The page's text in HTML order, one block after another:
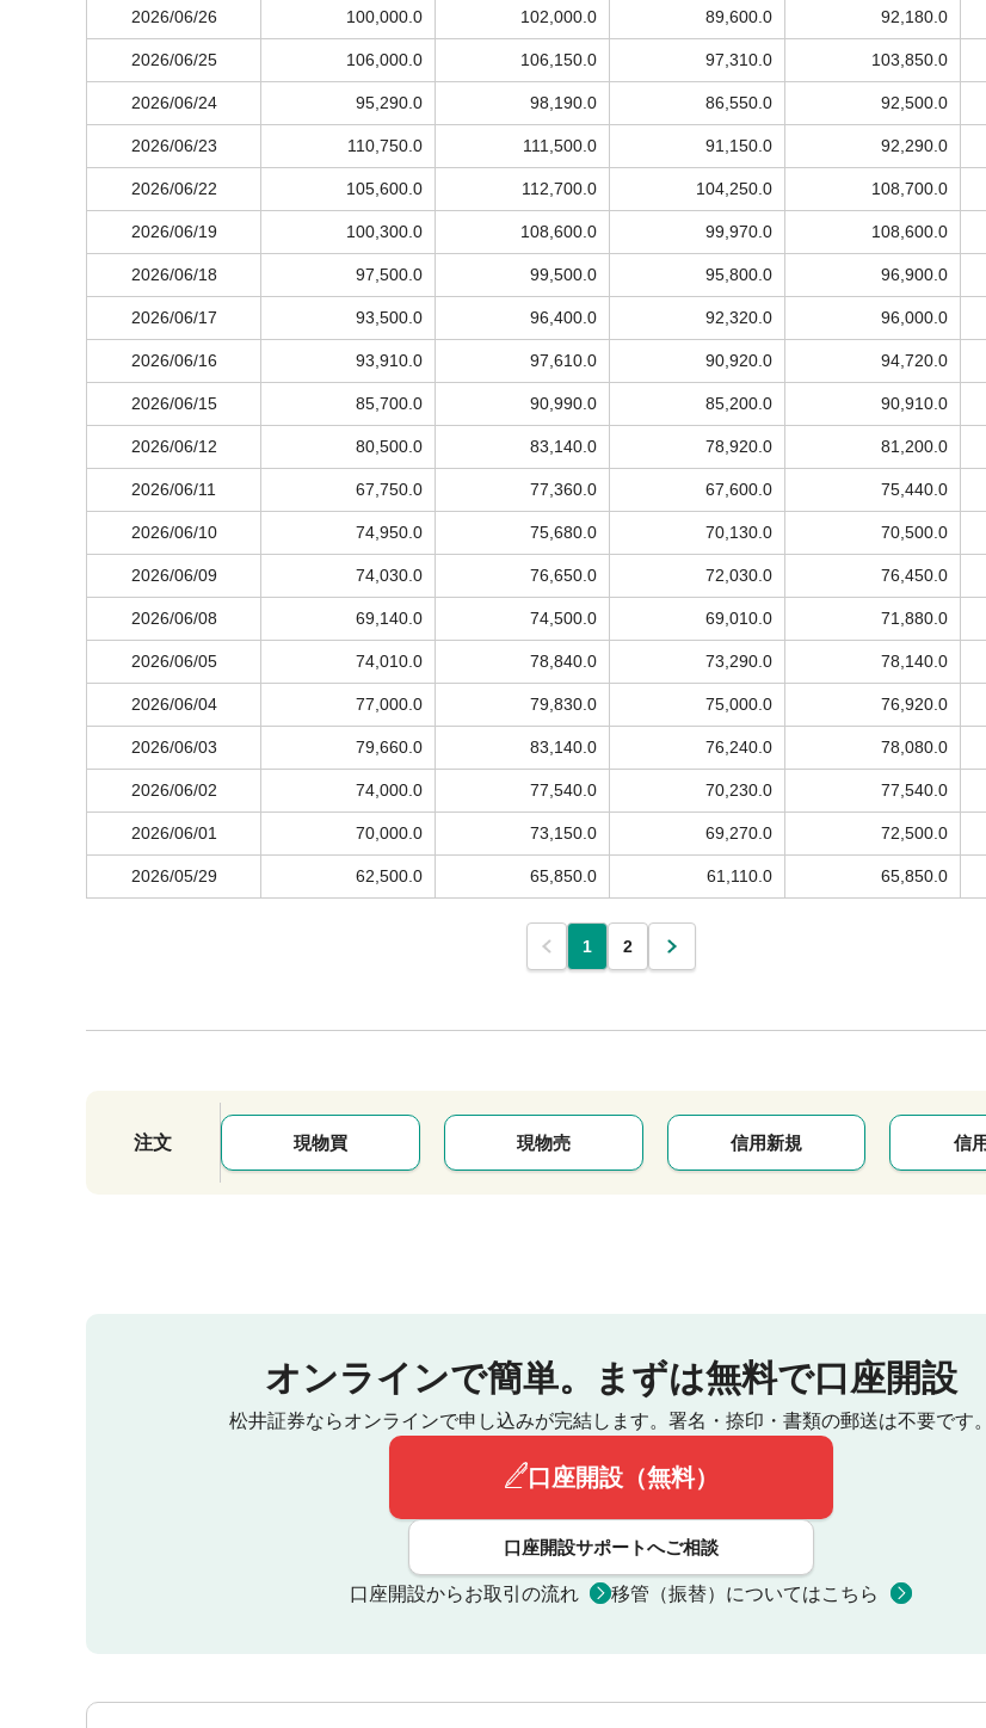
2026/06/26 100,000.0 102,000.0 89,600.0 92,180.0
2026/06/25 106,000.0 106,150.0 97,310.0 103,850.0
2026/06/24 95,290.0 98,190.0 86,550.0 92,500.0
2026/06/23 110,750.0 111,500.0 91,150.0 92,290.0
2026/06/22 105,600.0 112,700.0 104,250.0 108,700.0
2026/06/19 100,300.0 108,600.0 99,970.0 108,600.0
2026/06/18 97,500.0 99,500.0 95,800.0 96,900.0
2026/06/17 93,500.0 96,400.0 92,320.0 96,000.0
2026/06/16 93,910.0 97,610.0 90,920.0 94,720.0
2026/06/15 85,700.0 90,990.0 85,200.0 90,910.0
2026/06/12 80,500.0 83,140.0 78,920.0 81,200.0
2026/06/11 67,750.0 77,360.0 67,600.0 75,440.0
2026/06/10 74,950.0 75,680.0 70,130.0 70,500.0
2026/06/09 74,030.0 76,650.0 72,030.0 76,450.0
2026/06/08 69,140.0 74,500.0 69,010.0 71,880.0
2026/06/05 74,010.0 78,840.0 73,290.0 78,140.0
2026/06/04 77,000.0 79,830.0 75,000.0 76,920.0
2026/06/03 79,660.0 83,140.0 76,240.0 78,080.0
2026/06/02 74,000.0 77,540.0 70,230.0 77,540.0
2026/06/01 70,000.0 73,150.0 69,270.0 72,500.0
2026/05/29 62,500.0 65,850.0 61,110.0 65,850.0
1 2
注文 現物買 現物売 信用新規 信
オンラインで簡単。 まずは無料で口座開設
松井証券ならオンラインで申し込みが完結します。 署名・捺印・書類の郵送は不要です。
口座開設（無料）
口座開設サポートへご相談
口座開設からお取引の流れ 移管（振替）についてはこちら